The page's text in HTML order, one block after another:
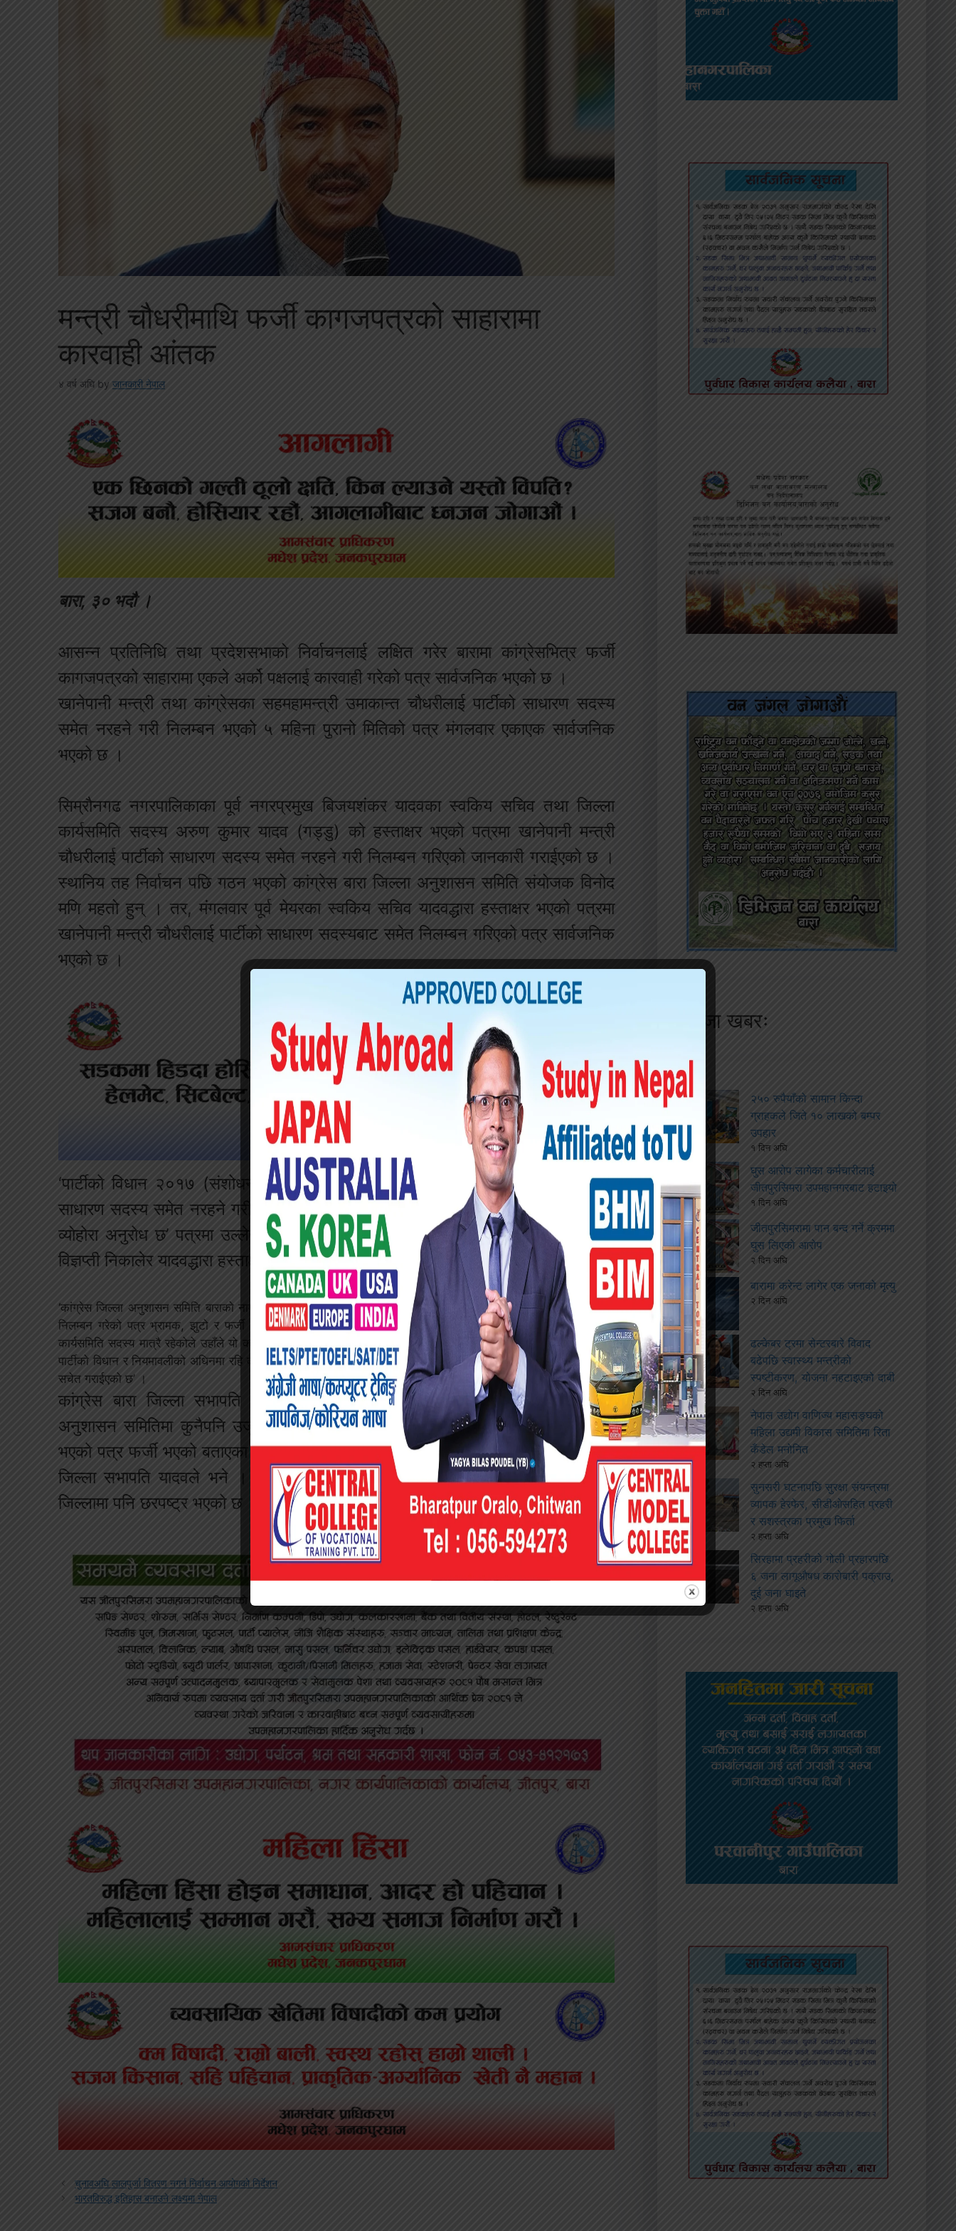
मन्त्री चौधरीमाथि फर्जी कागजपत्रको साहारामा
कारवाही आंतक
४ वर्ष अघि by जानकारी नेपाल
बारा, ३० भदौ ।
आसन्न प्रतिनिधि तथा प्रदेशसभाको निर्वाचनलाई लक्षित गरेर बारामा कांग्रेसभित्र फर्जी
कागजपत्रको साहारामा एकले अर्को पक्षलाई कारवाही गरेको पत्र सार्वजनिक भएको छ ।
खानेपानी मन्त्री तथा कांग्रेसका सहमहामन्त्री उमाकान्त चौधरीलाई पार्टीको साधारण सदस्य
समेत नरहने गरी निलम्बन भएको ५ महिना पुरानो मितिको पत्र मंगलवार एकाएक सार्वजनिक
भएको छ ।
सिम्रौनगढ नगरपालिकाका पूर्व नगरप्रमुख बिजयशंकर यादवका स्वकिय सचिव तथा जिल्ला
कार्यसमिति सदस्य अरुण कुमार यादव (गड्डु) को हस्ताक्षर भएको पत्रमा खानेपानी मन्त्री
चौधरीलाई पार्टीको साधारण सदस्य समेत नरहने गरी निलम्बन गरिएको जानकारी गराईएको छ ।
स्थानिय तह निर्वाचन पछि गठन भएको कांग्रेस बारा जिल्ला अनुशासन समिति संयोजक विनोद
मणि महतो हुन् । तर, मंगलवार पूर्व मेयरका स्वकिय सचिव यादवद्धारा हस्ताक्षर भएको पत्रमा
खानेपानी मन्त्री चौधरीलाई पार्टीको साधारण सदस्यबाट समेत निलम्बन गरिएको पत्र सार्वजनिक
भएको छ ।
‘पार्टीको विधान २०१७ (संशोधन सहित) को धारा ३४ को उपधारा ४ (ख) बमोजिम पार्टीको
साधारण सदस्य समेत नरहने गरी कांग्रेस सहमहामन्त्री उमाकान्त चौधरीलाई निलम्बन गरिएको
व्योहोरा अनुरोध छ’ पत्रमा उल्लेख छ । सो पत्र सार्वजनिक भएलगत्तै चौधरीको सचिवालयले
विज्ञप्ती निकालेर यादवद्धारा हस्ताक्षरित पत्र भाम्रक, झुठो र फर्जी भएको जनाएको छ ।
‘कांग्रेस जिल्ला अनुशासन समिति बाराको नाममा अरुण कुमार यादव (गड्डु) संयोजक भनि हस्ताक्षर भएको पत्रमा पार्टीका नेताहरु
निलम्बन गरेको पत्र भ्रामक, झुटो र फर्जी भएको जनाईएको छ’ विज्ञप्तीमा उल्लेख गरिएको छ ‘अरुणकुमार यादव (गड्डु) जिल्ला
कार्यसमिति सदस्य मात्रै रहेकोले उहाँले यो कार्य नगरेको हुनुपर्ने हो, तर यदि उहाँले नै गरेको हो भने यस्तो कार्य नगर्न सचेत गराउदै
पार्टीको विधान र नियमावलीको अधिनमा रहि कार्य गर्न र यसो नगरेमा कांग्रेसको विधान अनुसार कारवाही प्रकिया अगाडी बढ्ने तर्फ
सचेत गराईएको छ’ ।
कांग्रेस बारा जिल्ला सभापति राजेश राय यादवले खानेपानी मन्त्री चौधरी विरुद्ध जिल्ला
अनुशासन समितिमा कुनैपनि उजुरी नै नपरेको र उनि विरुद्ध कारवाही भएको भनि सार्वजनिक
भएको पत्र फर्जी भएको बताएका छन् । ‘त्यो पत्र फेक हो उहाँ विरुद्ध कुनै कारवाही भएको छैन्’
जिल्ला सभापति यादवले भने । केन्द्रमा कांग्रेस भित्र सत्तापक्ष प्रतिपक्षको लडाँईको असर
जिल्लामा पनि छरपष्ट्र भएको छ । Yatra Daily
चुनावअघि लालपुर्जा वितरण नगर्न निर्वाचन आयोगको निर्देशन
भारतविरुद्ध इतिहास बनाउने लक्ष्यमा नेपाल
ताजा खबरः
२५० रुपैयाँको सामान किन्दा
ग्राहकले जिते १० लाखको बम्पर
उपहार
१ दिन अघि
घुस आरोप लागेका कर्मचारीलाई
जीतपुरसिमरा उपमहानगरबाट हटाइयो
१ दिन अघि
जीतपुरसिमरामा पान बन्द गर्ने क्रममा
घुस लिएको आरोप
२ दिन अघि
बारामा करेन्ट लागेर एक जनाको मृत्यु
२ दिन अघि
ढल्केबर ट्रमा सेन्टरबारे विवाद
बढेपछि स्वास्थ्य मन्त्रीको
स्पष्टीकरण, योजना नहटाइएको दाबी
२ दिन अघि
नेपाल उद्योग वाणिज्य महासङ्घको
महिला उद्यमी विकास समितिमा रिता
कँडेल मनोनित
२ हप्ता अघि
सुनसरी घटनापछि सुरक्षा संयन्त्रमा
व्यापक हेरफेर, सीडीओसहित प्रहरी
र सशस्त्रका प्रमुख फिर्ता
२ हप्ता अघि
सिरहामा प्रहरीको गोली प्रहारपछि
६ जना लागूऔषध कारोबारी पक्राउ,
दुई जना घाइते
२ हप्ता अघि